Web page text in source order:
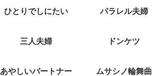
ひとりでしにたい パラレル夫婦
三人夫婦 ドンケツ
あやしいパートナー ムサシノ輪舞曲